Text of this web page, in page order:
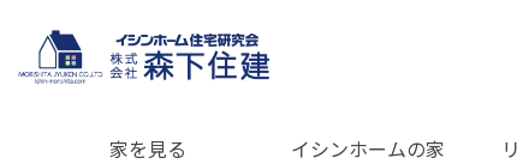
家を見る イシンホームの家